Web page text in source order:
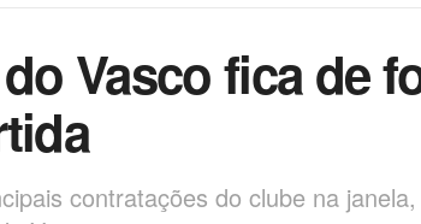
Vasco fica de
contratações do clube na